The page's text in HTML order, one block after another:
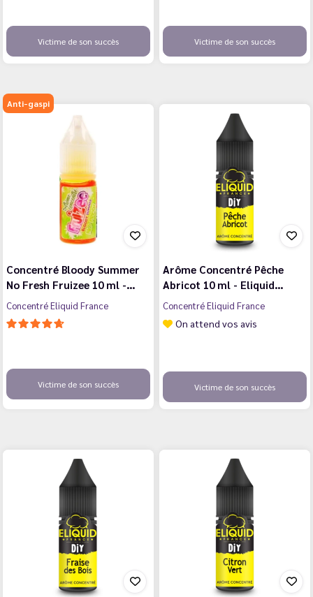
Victime de son succès Victime de son succès
Anti-gaspi
Concentré Bloody Summer
No Fresh Fruizee 10 ml -…
Concentré Eliquid France
Victime de son succès
Arôme Concentré Pêche
Abricot 10 ml - Eliquid…
Concentré Eliquid France
On attend vos avis
Victime de son succès